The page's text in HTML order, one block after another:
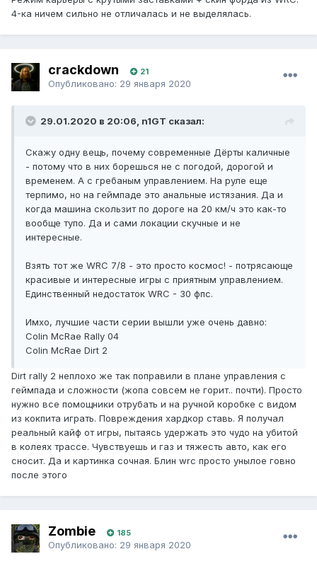
4-ка ничем сильно не отличалась и не выделялась.
crackdown 21
Опубликовано: 29 января 2020
29.01.2020 в 20:06, n1GT сказал:
Скажу одну вещь, почему современные Дёрты каличные
- потому что в них борешься не с погодой, дорогой и
временем. А с гребаным управлением. На руле еще
терпимо, но на геймпаде это анальные истязания. Да и
когда машина скользит по дороге на 20 км/ч это как-то
вообще тупо. Да и сами локации скучные и не
интересные.
Взять тот же WRC 7/8 - это просто космос! - потрясающе
красивые и интересные игры с приятным управлением.
Единственный недостаток WRC - 30 фпс.
Имхо, лучшие части серии вышли уже очень давно:
Colin McRae Rally 04
Colin McRae Dirt 2
Dirt rally 2 неплохо же так поправили в плане управления с
геймпада и сложности (жопа совсем не горит.. почти). Просто
нужно все помощники отрубать и на ручной коробке с видом
из кокпита играть. Повреждения хардкор ставь. Я получал
реальный кайф от игры, пытаясь удержать это чудо на убитой
в колеях трассе. Чувствуешь и газ и тяжесть авто, как его
сносит. Да и картинка сочная. Блин wrc просто унылое говно
после этого
Zombie 185
Опубликовано: 29 января 2020